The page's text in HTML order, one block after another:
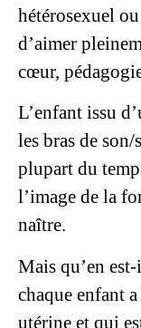
hétérosexuel
d’aimer
cœur,
L’enfant issu
les bras de
plupart du
l’image de la
naître.
Mais qu’en
chaque enfant
utérine et qui